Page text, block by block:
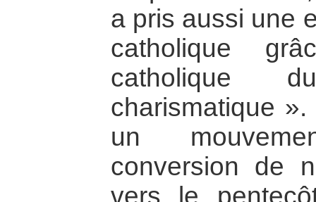
a pris aussi une
catholique
catholique
charismatique
un
conversion de
vers le